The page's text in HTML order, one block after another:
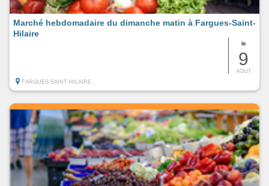
le
9
AOUT
Marché hebdomadaire du dimanche matin à Fargues-Saint-
Hilaire
FARGUES-SAINT-HILAIRE